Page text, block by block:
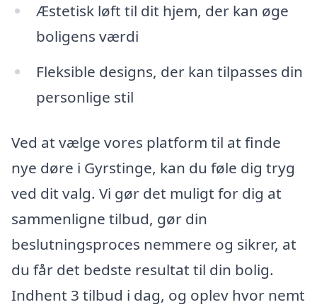
Æstetisk løft til dit hjem, der kan øge
boligens værdi
Fleksible designs, der kan tilpasses din
personlige stil
Ved at vælge vores platform til at finde
nye døre i Gyrstinge, kan du føle dig tryg
ved dit valg. Vi gør det muligt for dig at
sammenligne tilbud, gør din
beslutningsproces nemmere og sikrer, at
du får det bedste resultat til din bolig.
Indhent 3 tilbud i dag, og oplev hvor nemt